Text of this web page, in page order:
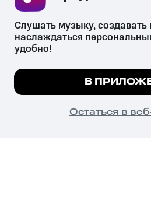
психотропных веществ, их
их незаконный оборот запрещён и
законодательством ответственность.
© 2026 ООО «КИОН».
Все права защищены
Мы используем куки, чтобы
Подробнее
ПОНЯТНО
Слушать музыку, создавать
наслаждаться
удобно!
В
Остаться в